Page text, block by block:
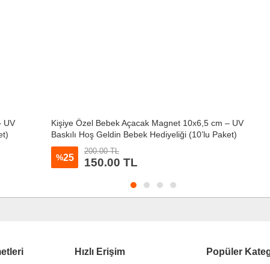
UV
Kişiye Özel Bebek Açacak Magnet 10x6,5 cm – UV
Baskılı Hoş Geldin Bebek Hediyeliği (10’lu Paket)
%25
200.00 TL
150.00 TL
Hızlı Erişim Popüler